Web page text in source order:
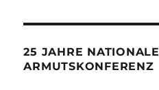
25 JAHRE NATIONALE
ARMUTSKONFERENZ